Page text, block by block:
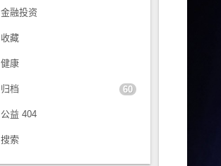
金融投资
收藏
健康
归档 60
公益 404
搜索